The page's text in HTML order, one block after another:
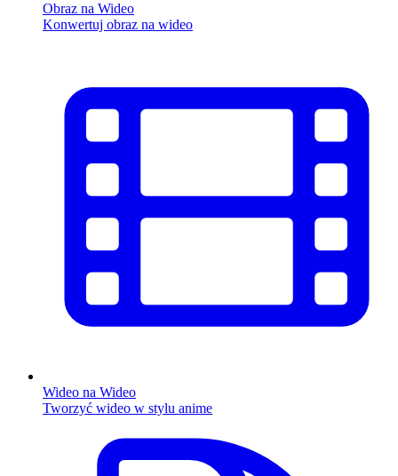
Obraz na Wideo
Konwertuj obraz na wideo
Wideo na Wideo
Tworzyć wideo w stylu anime